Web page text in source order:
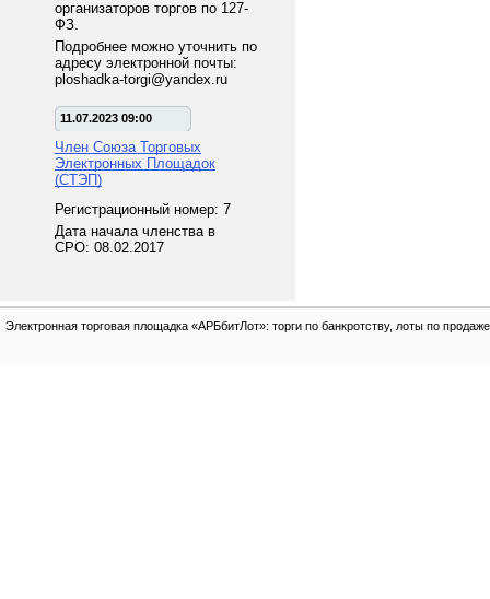
организаторов торгов по 127-
ФЗ.
Подробнее можно уточнить по
адресу электронной почты:
ploshadka-torgi@yandex.ru
11.07.2023 09:00
Член Союза Торговых
Электронных Площадок
(СТЭП)
Регистрационный номер: 7
Дата начала членства в
СРО: 08.02.2017
Электронная торговая площадка «АРБбитЛот»: торги по банкротству, лоты по